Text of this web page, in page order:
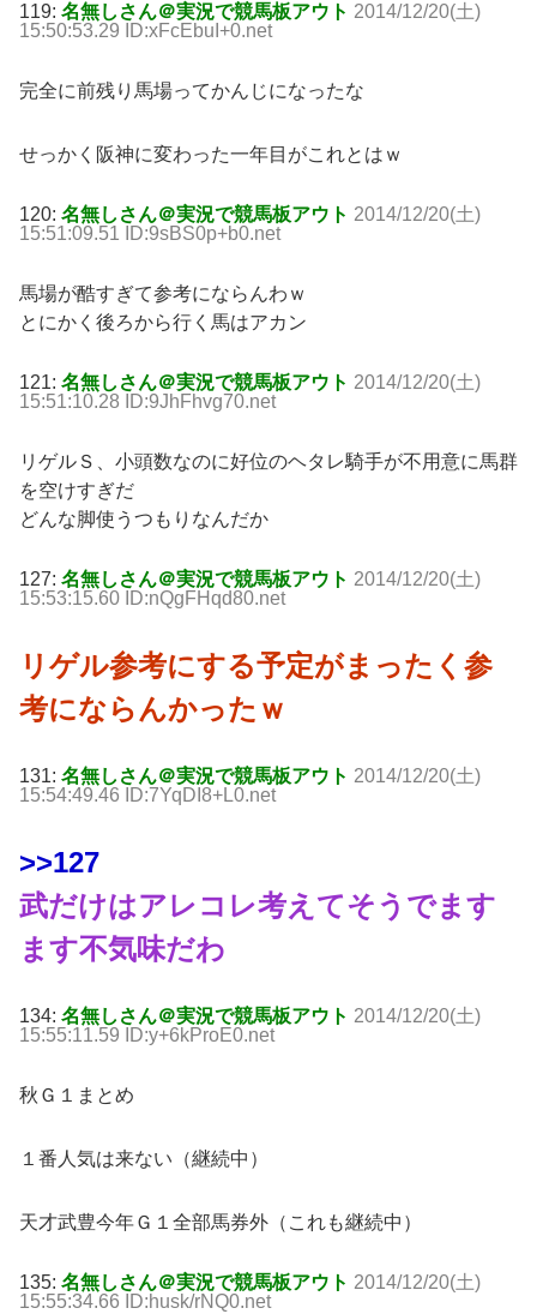
119: 名無しさん＠実況で競馬板アウト 2014/12/20(土)
15:50:53.29 ID:xFcEbuI+0.net
完全に前残り馬場ってかんじになったな
せっかく阪神に変わった一年目がこれとはｗ
120: 名無しさん＠実況で競馬板アウト 2014/12/20(土)
15:51:09.51 ID:9sBS0p+b0.net
馬場が酷すぎて参考にならんわｗ
とにかく後ろから行く馬はアカン
121: 名無しさん＠実況で競馬板アウト 2014/12/20(土)
15:51:10.28 ID:9JhFhvg70.net
リゲルＳ、小頭数なのに好位のヘタレ騎手が不用意に馬群
を空けすぎだ
どんな脚使うつもりなんだか
127: 名無しさん＠実況で競馬板アウト 2014/12/20(土)
15:53:15.60 ID:nQgFHqd80.net
リゲル参考にする予定がまったく参
考にならんかったｗ
131: 名無しさん＠実況で競馬板アウト 2014/12/20(土)
15:54:49.46 ID:7YqDI8+L0.net
>>127
武だけはアレコレ考えてそうでます
ます不気味だわ
134: 名無しさん＠実況で競馬板アウト 2014/12/20(土)
15:55:11.59 ID:y+6kProE0.net
秋Ｇ１まとめ
１番人気は来ない（継続中）
天才武豊今年Ｇ１全部馬券外（これも継続中）
135: 名無しさん＠実況で競馬板アウト 2014/12/20(土)
15:55:34.66 ID:husk/rNQ0.net